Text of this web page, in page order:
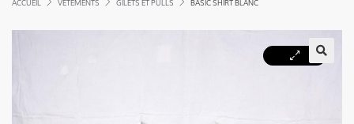
ACCUEIL VÊTEMENTS GILETS ET PULLS BASIC SHIRT BLANC